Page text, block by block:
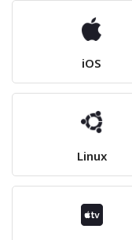
iOS
Linux